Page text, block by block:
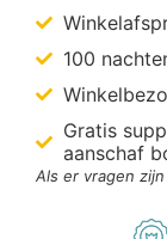
100
Gratis
aanschaf
Als er vragen